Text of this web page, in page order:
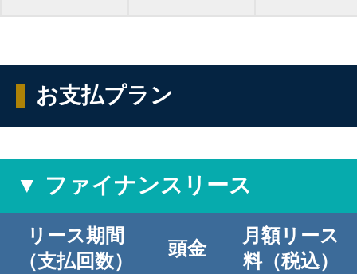
お支払プラン
▼ ファイナンスリース
リース期間
（支払回数）
頭金
月額リース
料（税込）